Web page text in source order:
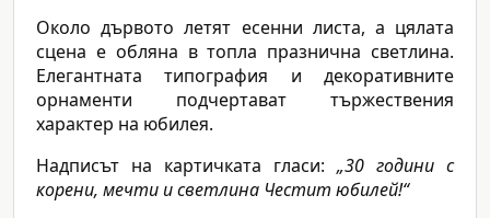
Около дървото летят есенни листа, а цялата
сцена е обляна в топла празнична светлина.
Елегантната типография и декоративните
орнаменти подчертават тържествения
характер на юбилея.
Надписът на картичката гласи: „30 години с
корени, мечти и светлина Честит юбилей!“